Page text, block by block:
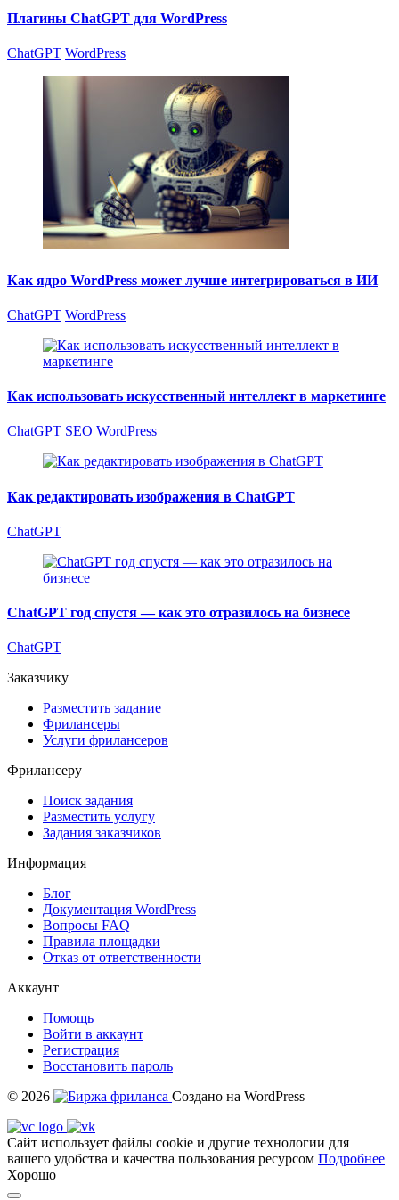
Плагины ChatGPT для WordPress
ChatGPT WordPress
Как ядро WordPress может лучше интегрироваться в ИИ
ChatGPT WordPress
Как использовать искусственный интеллект в маркетинге
ChatGPT SEO WordPress
Как редактировать изображения в ChatGPT
ChatGPT
ChatGPT год спустя — как это отразилось на бизнесе
ChatGPT
Заказчику
Разместить задание
Фрилансеры
Услуги фрилансеров
Фрилансеру
Поиск задания
Разместить услугу
Задания заказчиков
Информация
Блог
Документация WordPress
Вопросы FAQ
Правила площадки
Отказ от ответственности
Аккаунт
Помощь
Войти в аккаунт
Регистрация
Восстановить пароль
© 2026
Создано на WordPress
Сайт использует файлы cookie и другие технологии для
вашего удобства и качества пользования ресурсом Подробнее
Хорошо